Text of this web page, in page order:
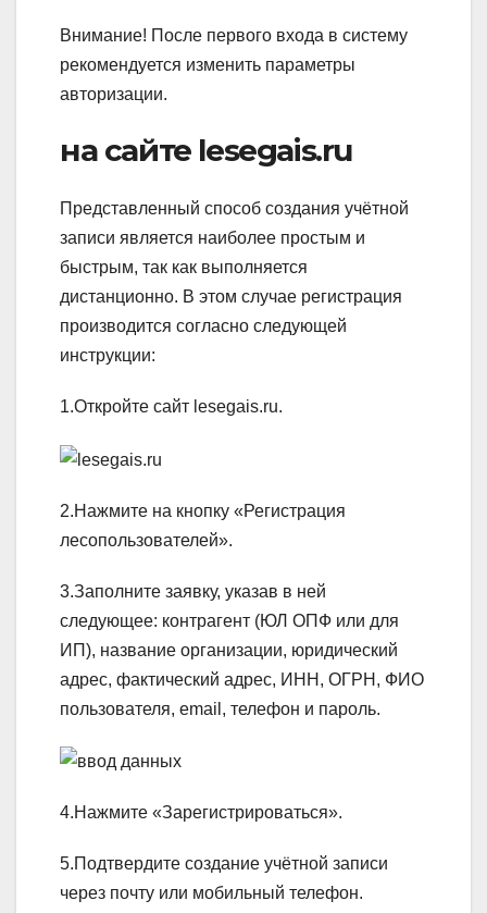
Внимание! После первого входа в систему
рекомендуется изменить параметры
авторизации.
на сайте lesegais.ru
Представленный способ создания учётной
записи является наиболее простым и
быстрым, так как выполняется
дистанционно. В этом случае регистрация
производится согласно следующей
инструкции:
1.Откройте сайт lesegais.ru.
2.Нажмите на кнопку «Регистрация
лесопользователей».
3.Заполните заявку, указав в ней
следующее: контрагент (ЮЛ ОПФ или для
ИП), название организации, юридический
адрес, фактический адрес, ИНН, ОГРН, ФИО
пользователя, email, телефон и пароль.
4.Нажмите «Зарегистрироваться».
5.Подтвердите создание учётной записи
через почту или мобильный телефон.